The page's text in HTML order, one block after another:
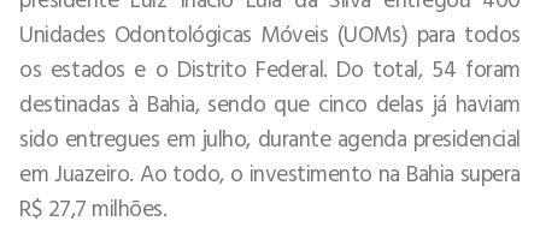
Unidades Odontológicas Móveis (UOMs) para todos
os estados e o Distrito Federal. Do total, 54 foram
destinadas à Bahia, sendo que cinco delas já haviam
sido entregues em julho, durante agenda presidencial
em Juazeiro. Ao todo, o investimento na Bahia supera
R$ 27,7 milhões.